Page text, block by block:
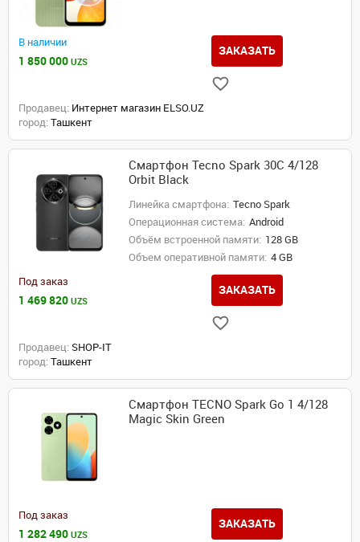
В наличии
1 850 000 UZS
ЗАКАЗАТЬ
Продавец: Интернет магазин ELSO.UZ
город: Ташкент
Смартфон Tecno Spark 30C 4/128
Orbit Black
Линейка смартфона: Tecno Spark
Операционная система: Android
Объём встроенной памяти: 128 GB
Объем оперативной памяти: 4 GB
Под заказ
1 469 820 UZS
ЗАКАЗАТЬ
Продавец: SHOP-IT
город: Ташкент
Смартфон TECNO Spark Go 1 4/128
Magic Skin Green
Под заказ
1 282 490 UZS
ЗАКАЗАТЬ